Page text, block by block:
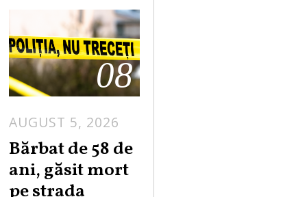
08
AUGUST 5, 2026
Bărbat de 58 de
ani, găsit mort
pe strada